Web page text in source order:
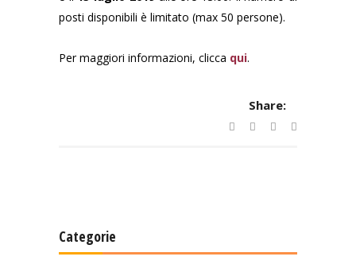
posti disponibili è limitato (max 50 persone).
Per maggiori informazioni, clicca qui.
Share:
Categorie